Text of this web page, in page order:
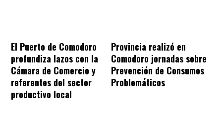
El Puerto de Comodoro
profundiza lazos con la
Cámara de Comercio y
referentes del sector
productivo local
Provincia realizó en
Comodoro jornadas sobre
Prevención de Consumos
Problemáticos